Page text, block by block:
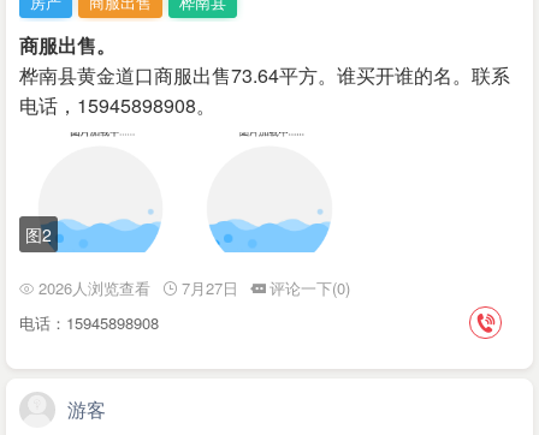
商服出售。
桦南县黄金道口商服出售73.64平方。谁买开谁的名。联系
电话，15945898908。
图2
2026人浏览查看 7月27日
评论一下(0)
电话：15945898908
游客